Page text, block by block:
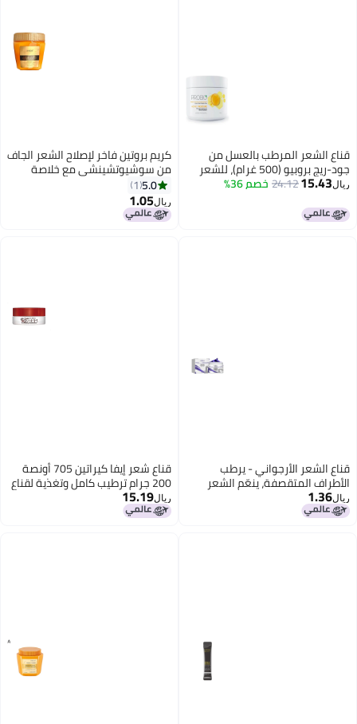
الشعر المرطب بالعسل من
جود-ريج بروبيو (500 غرام)، للشعر
والتالف، خالٍ من الكبريتات
لوريث الصوديوم، غني
والزيوت المغذية.
15.43
24.12خصم 36%
كريم بروتين فاخر لإصلاح الشعر الجاف
من سوشيوتشينشي مع خلاصة
الأحماض الأمينية وعش الطيور، قناع
للشعر 500 مل
5.0
1
ريال1.05
الشعر الأرجواني - يرطب
المتقصفة، ينعّم الشعر
والمجعد بعد التمليس
ويوفر الترطيب.
1.36
قناع شعر إيفا كيراتين 705 أونصة
200 جرام ترطيب كامل وتغذية لقناع
الشعرريال15.19